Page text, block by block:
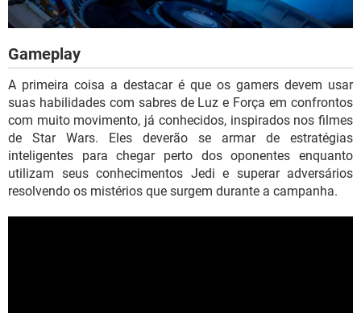
Gameplay
A primeira coisa a destacar é que os gamers devem usar
suas habilidades com sabres de Luz e Força em confrontos
com muito movimento, já conhecidos, inspirados nos filmes
de Star Wars. Eles deverão se armar de estratégias
inteligentes para chegar perto dos oponentes enquanto
utilizam seus conhecimentos Jedi e superar adversários
resolvendo os mistérios que surgem durante a campanha.